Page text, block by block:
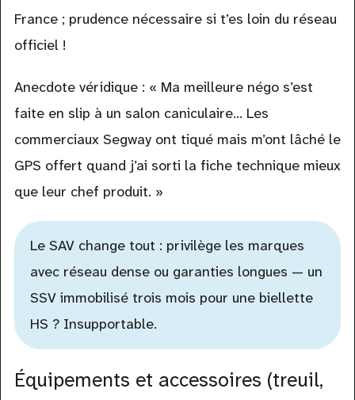
France ; prudence nécessaire si t’es loin du réseau
officiel !
Anecdote véridique : « Ma meilleure négo s’est
faite en slip à un salon caniculaire… Les
commerciaux Segway ont tiqué mais m’ont lâché le
GPS offert quand j’ai sorti la fiche technique mieux
que leur chef produit. »
Le SAV change tout : privilège les marques
avec réseau dense ou garanties longues — un
SSV immobilisé trois mois pour une biellette
HS ? Insupportable.
Équipements et accessoires (treuil,